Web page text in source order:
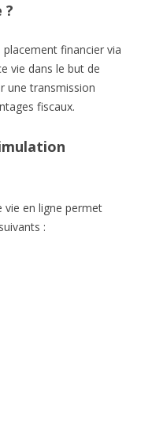
?
financier via
vie dans le but de
une transmission
fiscaux.
vie en ligne permet
: